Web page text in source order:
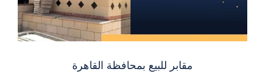
مقابر للبيع بمحافظة القاهرة